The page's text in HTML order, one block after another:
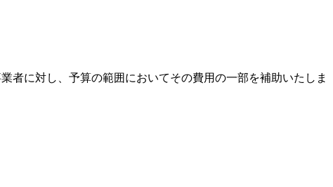
者に対し、予算の範囲においてその費用の一部を補助いたしま